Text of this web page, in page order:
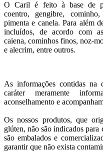
O Caril é feito à base de
coentro, gengibre,
pimenta e canela. Para além
incluídos, de acordo com
caiena, cominhos finos, noz-
e alecrim, entre outros.
As informações contidas na
caráter meramente
aconselhamento e
Os nossos produtos, que
glúten, não são indicados para
são embalados e
garantir que não exista